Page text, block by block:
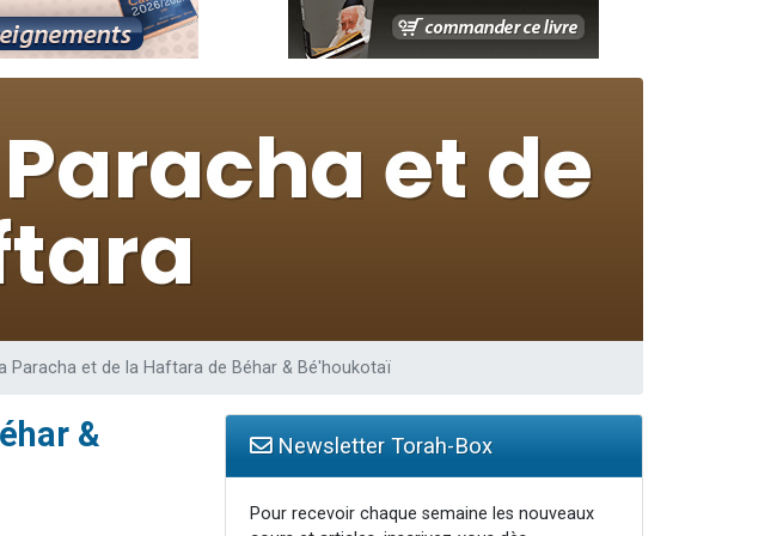
orphelins risquent de perdre leur maman
6 enfants, victime de violences...
Paracha et de la Haftara de Béhar & Bé'houkotaï
&
Newsletter Torah-Box
Pour recevoir chaque semaine les nouveaux